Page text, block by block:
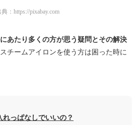
： https://pixabay.com
あたり多くの方が思う疑問とその解決
チームアイロンを使う方は困った時に
っぱなしでいいの？